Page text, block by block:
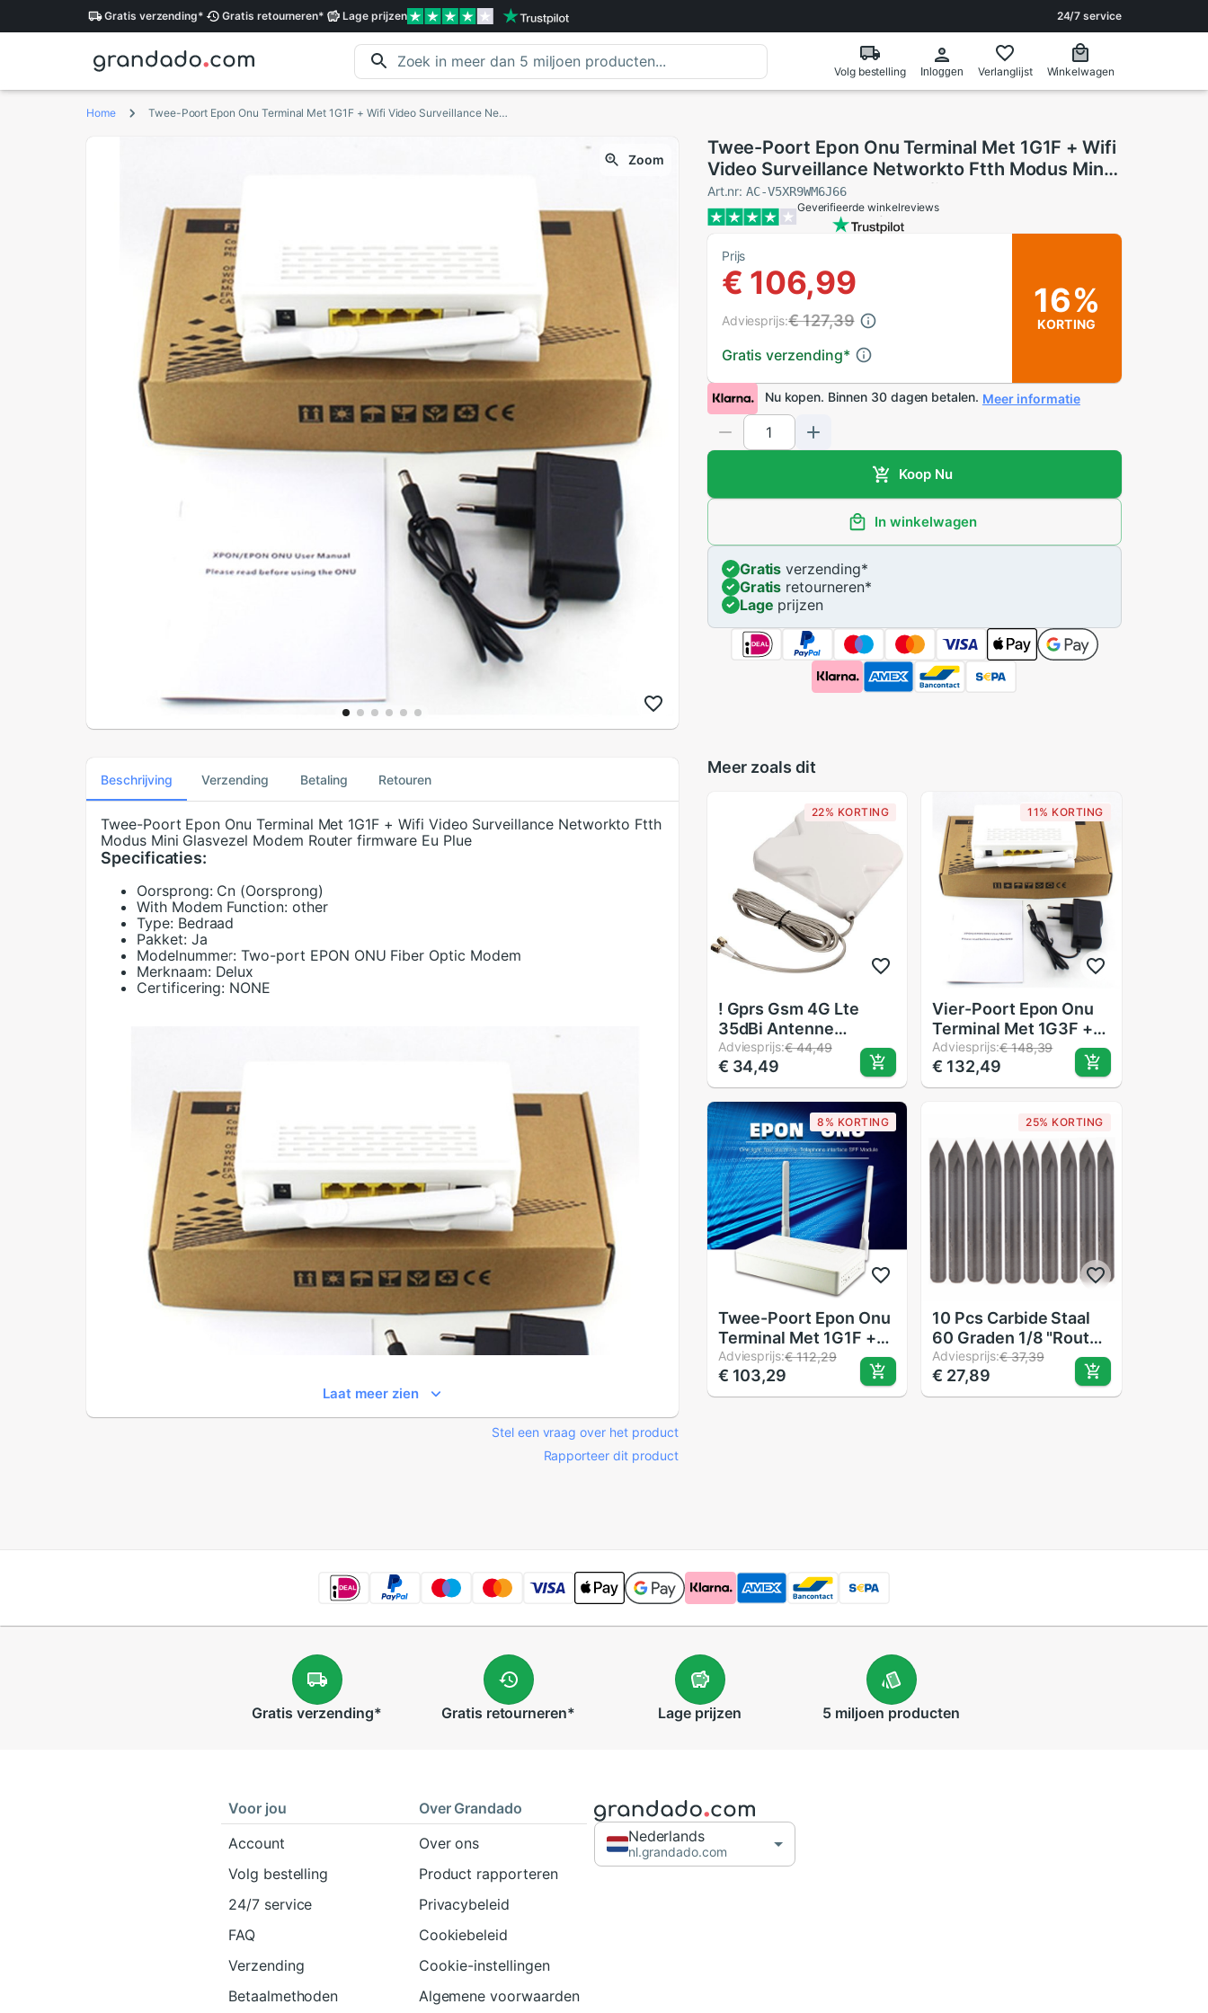
Gratis verzending* Gratis retourneren* Lageprijzen 24/7 service
Volg bestelling Inloggen Verlanglijst Winkelwagen
Home Twee-Poort Epon Onu Terminal Met 1G1F + Wifi Video Surveillance Networkto Ftth Modus Mini Glasvezel Modem Router firmware Eu Plue
Zoom
Twee-Poort Epon Onu Terminal Met 1G1F + Wifi
Video Surveillance Networkto Ftth Modus Mini
Glasvezel Modem Router firmware Eu Plue
Art.nr:AC-V5XR9WM6J66
Geverifieerde winkelreviews
Prijs
€ 106,99
Gratis verzending*
Adviesprijs:€ 127,39
16%
KORTING
Nu kopen. Binnen 30 dagen betalen. Meer informatie
Koop Nu
In winkelwagen
Gratis verzending*
Gratis retourneren*
Lage prijzen
Beschrijving Verzending Betaling Retouren
Twee-Poort Epon Onu Terminal Met 1G1F + Wifi Video Surveillance Networkto Ftth
Modus Mini Glasvezel Modem Router firmware Eu Plue
Specificaties:
Oorsprong: Cn (Oorsprong)
With Modem Function: other
Type: Bedraad
Pakket: Ja
Modelnummer: Two-port EPON ONU Fiber Optic Modem
Merknaam: Delux
Certificering: NONE
Laat meer zien
Stel een vraag over het product
Rapporteer dit product
Meer zoals dit
22% KORTING
! Gprs Gsm 4G Lte
35dBi Antenne
Booster Signaal Sma
Stekker 2M Kabel
Adviesprijs:€ 44,49
€ 34,49
11% KORTING
Vier-Poort Epon Onu
Terminal Met 1G3F +
Wifi + Potten Telefoon
Poort Toepassing Op
Ftth-Modus Mini Fiber
Firmware Eu Plus
Adviesprijs:€ 148,39
€ 132,49
8% KORTING
Twee-Poort Epon Onu
Terminal Met 1G1F +
Catv + Wifi Video
Surveillance Ftth
Modus Mini Glasvezel
Adviesprijs:€ 112,29
€ 103,29
25% KORTING
10 Pcs Carbide Staal
60 Graden 1/8 "Router
Piramide Graveren Bits
CNC Machines 0.1mm
Adviesprijs:€ 37,39
€ 27,89
Gratis verzending* Gratis retourneren* Lage prijzen 5 miljoen producten
Voor jou
Account
Volg bestelling
24/7 service
FAQ
Verzending
Betaalmethoden
Over Grandado
Over ons
Product rapporteren
Privacybeleid
Cookiebeleid
Cookie-instellingen
Algemene voorwaarden
Nederlands
nl.grandado.com